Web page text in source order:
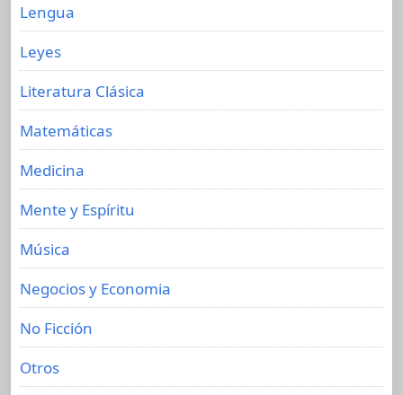
Lengua
Leyes
Literatura Clásica
Matemáticas
Medicina
Mente y Espíritu
Música
Negocios y Economia
No Ficción
Otros